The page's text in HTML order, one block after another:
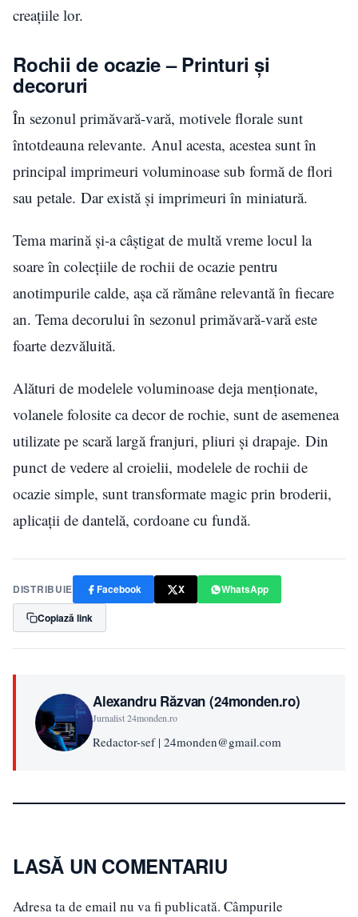
creațiile lor.
Rochii de ocazie – Printuri și
decoruri
În sezonul primăvară-vară, motivele florale sunt
întotdeauna relevante. Anul acesta, acestea sunt în
principal imprimeuri voluminoase sub formă de flori
sau petale. Dar există și imprimeuri în miniatură.
Tema marină și-a câștigat de multă vreme locul la
soare în colecțiile de rochii de ocazie pentru
anotimpurile calde, așa că rămâne relevantă în fiecare
an. Tema decorului în sezonul primăvară-vară este
foarte dezvăluită.
Alături de modelele voluminoase deja menționate,
volanele folosite ca decor de rochie, sunt de asemenea
utilizate pe scară largă franjuri, pliuri și drapaje. Din
punct de vedere al croielii, modelele de rochii de
ocazie simple, sunt transformate magic prin broderii,
aplicații de dantelă, cordoane cu fundă.
DISTRIBUIE Facebook X
WhatsApp
Copiază link
Alexandru Răzvan (24monden.ro)
Jurnalist 24monden.ro
Redactor-sef | 24monden@gmail.com
LASĂ UN COMENTARIU
Adresa ta de email nu va fi publicată. Câmpurile